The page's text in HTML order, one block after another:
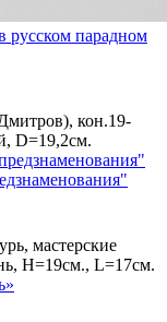
русском парадном
кон.19-
D=19,2см.
мастерские
Н=19см., L=17cм.